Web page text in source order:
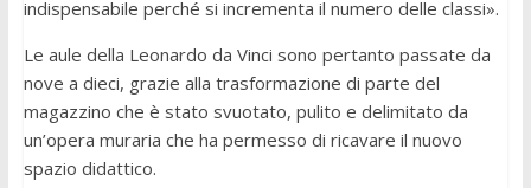
indispensabile perché si incrementa il numero delle classi».
Le aule della Leonardo da Vinci sono pertanto passate da
nove a dieci, grazie alla trasformazione di parte del
magazzino che è stato svuotato, pulito e delimitato da
un’opera muraria che ha permesso di ricavare il nuovo
spazio didattico.